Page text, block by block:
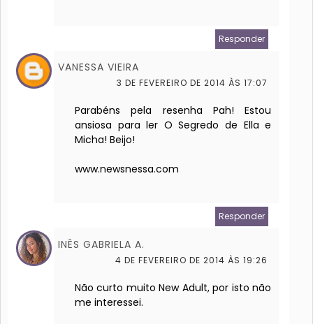
Responder
VANESSA VIEIRA
3 DE FEVEREIRO DE 2014 ÀS 17:07
Parabéns pela resenha Pah! Estou
ansiosa para ler O Segredo de Ella e
Micha! Beijo!
www.newsnessa.com
Responder
INÊS GABRIELA A.
4 DE FEVEREIRO DE 2014 ÀS 19:26
Não curto muito New Adult, por isto não
me interessei.